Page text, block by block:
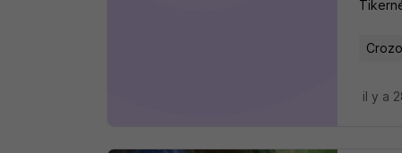
il y a